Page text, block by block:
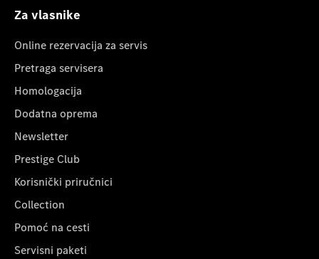
Za vlasnike
Online rezervacija za servis
Pretraga servisera
Homologacija
Dodatna oprema
Newsletter
Prestige Club
Korisnički priručnici
Collection
Pomoć na cesti
Servisni paketi